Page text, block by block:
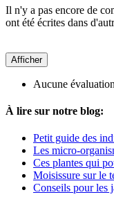
Il n'y a pas encore de
ont été écrites dans
Afficher
Aucune
À lire sur notre blog:
Petit guide des
Les micro-
Ces plantes qui
Moisissure sur le
Conseils pour les